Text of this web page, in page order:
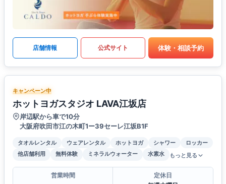
店舗情報 公式サイト 体験・相談予約
キャンペーン中
ホットヨガスタジオ LAVA江坂店
岸辺駅から車で10分
大阪府吹田市江の木町1ー39セーレ江坂B1F
タオルレンタル ウェアレンタル ホットヨガ シャワー
ロッカー
他店舗利用
無料体験 ミネラルウォーター 水素水 もっと見る
営業時間
定休日